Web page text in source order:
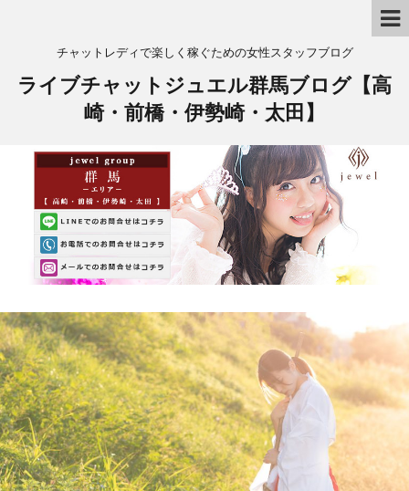
チャットレディで楽しく稼ぐための女性スタッフブログ
ライブチャットジュエル群馬ブログ【高
崎・前橋・伊勢崎・太田】